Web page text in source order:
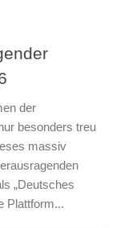
der
besonders treu
massiv
„Deutsches
Plattform...